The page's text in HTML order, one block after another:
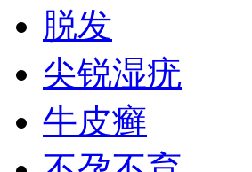
脱发
尖锐湿疣
牛皮癣